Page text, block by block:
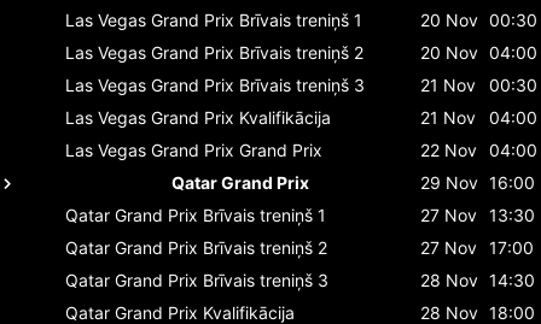
Las Vegas Grand Prix Brīvais treniņš 1 20 Nov 00:30
Las Vegas Grand Prix Brīvais treniņš 2 20 Nov 04:00
Las Vegas Grand Prix Brīvais treniņš 3 21 Nov
00:30
Las Vegas Grand Prix Kvalifikācija 21 Nov
04:00
Las Vegas Grand Prix Grand Prix 22 Nov 04:00
Qatar Grand Prix
29 Nov 16:00
Qatar Grand Prix Brīvais treniņš 1 27 Nov 13:30
Qatar Grand Prix Brīvais treniņš 2 27 Nov 17:00
Qatar Grand Prix Brīvais treniņš 3 28 Nov 14:30
Qatar Grand Prix Kvalifikācija 28 Nov 18:00